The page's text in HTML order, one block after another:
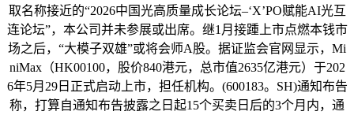
取名称接近的“2026中国光高质量成长论坛–‘X’PO赋能AI光互
连论坛”，本公司并未参展或出席。继1月接踵上市点燃本钱市
场之后，“大模子双雄”或将会师A股。据证监会官网显示，Mi
niMax（HK00100，股价840港元，总市值2635亿港元）于202
6年5月29日正式启动上市，担任机构。(600183。SH)通知布告
称，打算自通知布告披露之日起15个买卖日后的3个月内，通